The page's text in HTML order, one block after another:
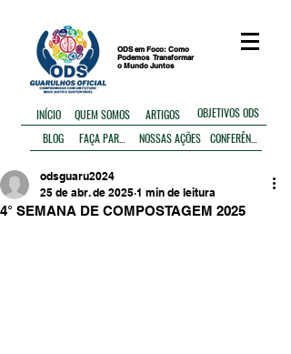
ODS em Foco: Como
Podemos Transformar
o Mundo Juntos
INÍCIO QUEM SOMOS ARTIGOS
OBJETIVOS ODS
BLOG
NOSSAS AÇÕES
4° SEMANA DE COMPOSTAGEM 2025
odsguaru2024
25 de abr. de 2025 1 min de leitura